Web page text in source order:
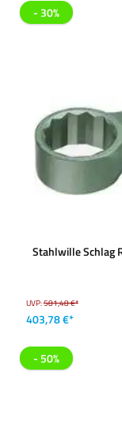
- 30%
Stahlwille Schlag
UVP:581,48 €*
403,78 €*
- 50%